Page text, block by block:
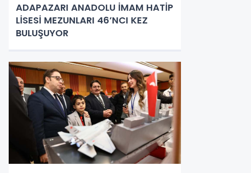
ADAPAZARI ANADOLU İMAM HATİP
LİSESİ MEZUNLARI 46’NCI KEZ
BULUŞUYOR